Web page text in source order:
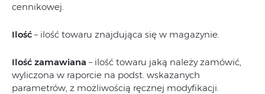
cennikowej.
Ilość – ilość towaru znajdująca się w magazynie.
Ilość zamawiana – ilość towaru jaką należy zamówić,
wyliczona w raporcie na podst. wskazanych
parametrów, z możliwością ręcznej modyfikacji.